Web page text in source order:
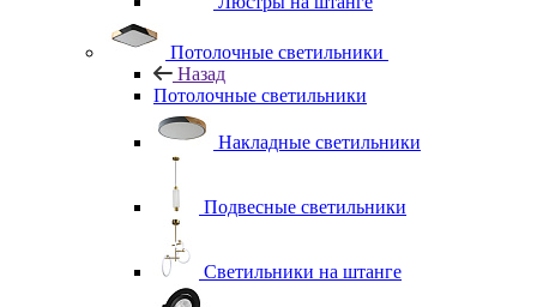
Потолочные светильники
Назад
Потолочные светильники
Накладные светильники
Подвесные светильники
Светильники на штанге